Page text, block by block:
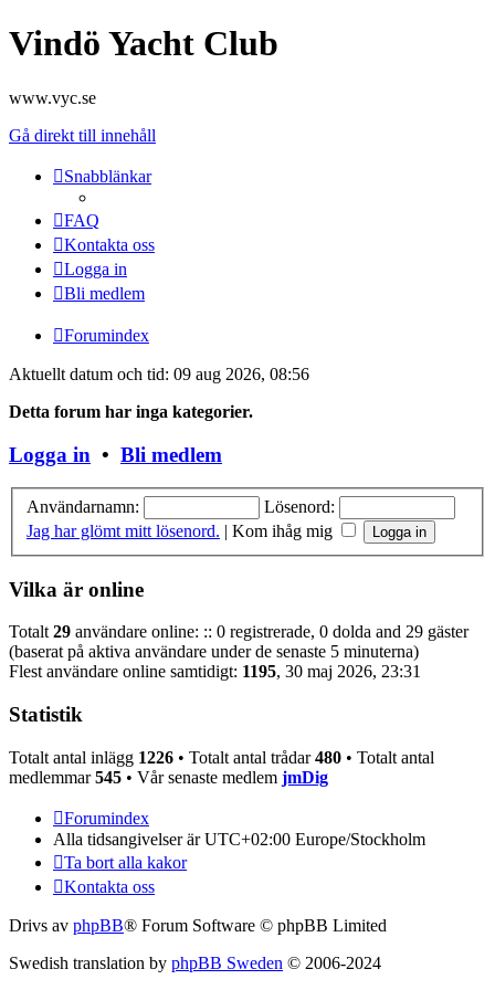
Vindö Yacht Club
www.vyc.se
Gå direkt till innehåll
Snabblänkar
FAQ
Kontakta oss
Logga in
Bli medlem
Forumindex
Aktuellt datum och tid: 09 aug 2026, 08:56
Detta forum har inga kategorier.
Logga in • Bli medlem
Användarnamn:
Lösenord:
Jag har glömt mitt lösenord. | Kom ihåg mig
Vilka är online
Totalt 29 användare online: :: 0 registrerade, 0 dolda and 29 gäster
(baserat på aktiva användare under de senaste 5 minuterna)
Flest användare online samtidigt: 1195, 30 maj 2026, 23:31
Statistik
Totalt antal inlägg 1226 • Totalt antal trådar480 • Totalt antal
medlemmar545 • Vår senaste medlem jmDig
Forumindex
Alla tidsangivelser är UTC+02:00 Europe/Stockholm
Ta bort alla kakor
Kontakta oss
Drivs av phpBB® Forum Software © phpBB Limited
Swedish translation by phpBB Sweden © 2006-2024